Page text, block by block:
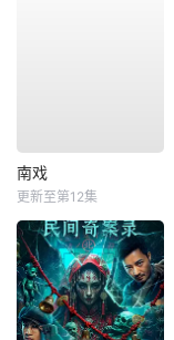
南戏
更新至第12集